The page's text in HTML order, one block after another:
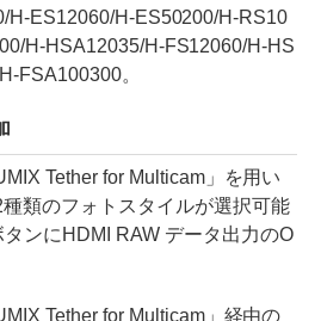
H-ES12060/H-ES50200/H-RS10
H-HSA12035/H-FS12060/H-HS
FSA100300。
Tether for Multicam」を用い
類のフォトスタイルが選択可能
ンにHDMI RAW データ出力のO
Tether for Multicam」経由の